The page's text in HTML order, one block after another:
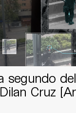
segundo
Cruz